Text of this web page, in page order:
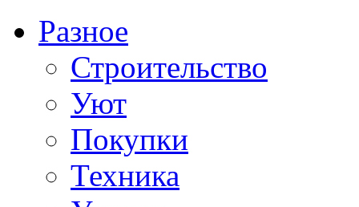
Разное
Строительство
Уют
Покупки
Техника